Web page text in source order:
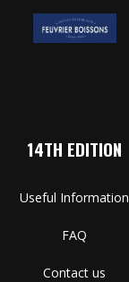
14TH EDITION
Useful Information
FAQ
Contact us